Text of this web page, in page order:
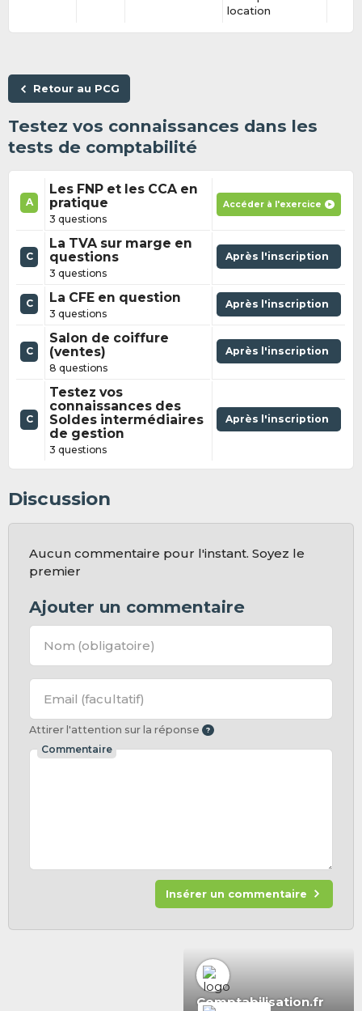
location
Retour au PCG
Testez vos connaissances dans les
tests de comptabilité
A
Les FNP et les CCA en
pratique
3 questions
Accéder à l'exercice
C
La TVA sur marge en
questions
3 questions
Après l'inscription
C La CFE en question
3 questions
Après l'inscription
C
Salon de coiffure
(ventes)
8 questions
Après l'inscription
C
Testez vos
connaissances des
Soldes intermédiaires
de gestion
3 questions
Après l'inscription
Discussion
Aucun commentaire pour l'instant. Soyez le
premier
Ajouter un commentaire
Nom (obligatoire)
Email (facultatif)
Attirer l'attention sur la réponse
Commentaire
Insérer un commentaire
Comptabilisation.fr